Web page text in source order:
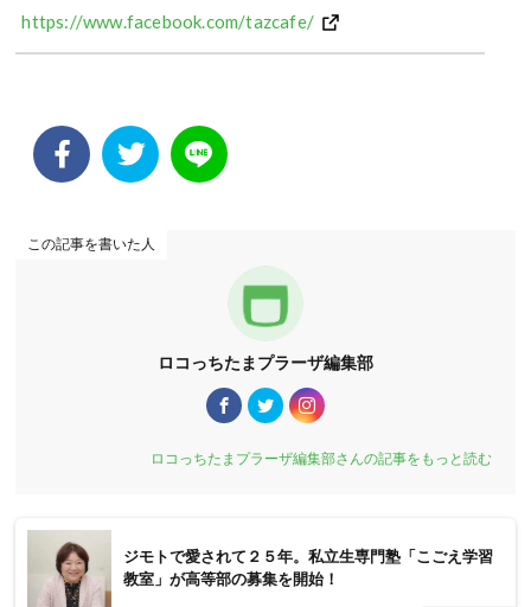
https://www.facebook.com/tazcafe/
この記事を書いた人
ロコっちたまプラーザ編集部
ロコっちたまプラーザ編集部さんの記事をもっと読む
ジモトで愛されて２５年。私立生専門塾「こごえ学習
教室」が高等部の募集を開始！